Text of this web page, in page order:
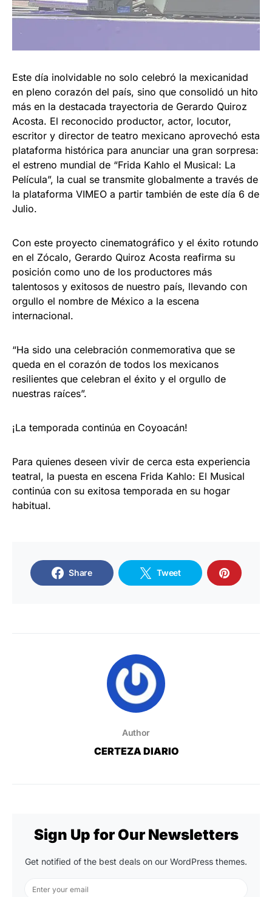
Este día inolvidable no solo celebró la mexicanidad
en pleno corazón del país, sino que consolidó un hito
más en la destacada trayectoria de Gerardo Quiroz
Acosta. El reconocido productor, actor, locutor,
escritor y director de teatro mexicano aprovechó esta
plataforma histórica para anunciar una gran sorpresa:
el estreno mundial de “Frida Kahlo el Musical: La
Película”, la cual se transmite globalmente a través de
la plataforma VIMEO a partir también de este día 6 de
Julio.
Con este proyecto cinematográfico y el éxito rotundo
en el Zócalo, Gerardo Quiroz Acosta reafirma su
posición como uno de los productores más
talentosos y exitosos de nuestro país, llevando con
orgullo el nombre de México a la escena
internacional.
“Ha sido una celebración conmemorativa que se
queda en el corazón de todos los mexicanos
resilientes que celebran el éxito y el orgullo de
nuestras raíces”.
¡La temporada continúa en Coyoacán!
Para quienes deseen vivir de cerca esta experiencia
teatral, la puesta en escena Frida Kahlo: El Musical
continúa con su exitosa temporada en su hogar
habitual.
Share Tweet
Author
CERTEZA DIARIO
Sign Up for Our Newsletters
Get notified of the best deals on our WordPress themes.